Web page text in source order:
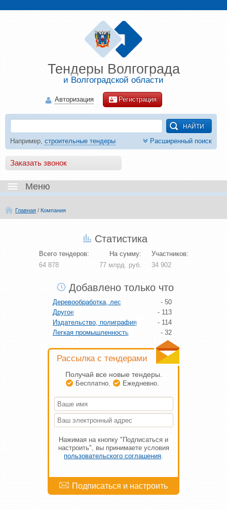
Тендеры Волгограда
и Волгоградской области
Авторизация Регистрация
Например, строительные тендеры Расширенный поиск
Заказать звонок
Меню
Главная / Компания
Статистика
Всего тендеров:
64 878
На сумму:
77 млрд. руб.
Участников:
34 902
Добавлено только что
Транспорт
- 41
Электротехника
- 98
IT, компьютеры, связь
- 105
Бизнес, финансы, страхование, маркетинг и реклама
Бумажное производство, тара и упаковка
- 119
Деревообработка, лес
- 50
Другое
- 113
Издательство, полиграфия
- 114
Легкая промышленность
- 32
- 35
- 114
Металлы, металлоизделия
- 84
Наука, исследования, образование
Офис, дом
Продовольствие, пищевая промышленность
Сельское хозяйство
- 56
Социальные услуги
Строительство, недвижимость и архитектура
- 68
Сырье, полуфабрикаты
- 105
Химия
- 67
Экология
- 54
Рассылка с тендерами
Получай все новые тендеры.
Бесплатно. Ежедневно.
Нажимая на кнопку "Подписаться и
настроить", вы принимаете условия
пользовательского соглашения.